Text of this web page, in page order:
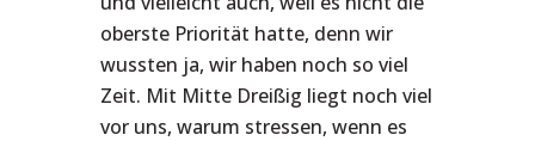
oberste Priorität hatte, denn wir
wussten ja, wir haben noch so viel
Zeit. Mit Mitte Dreißig liegt noch viel
vor uns, warum stressen, wenn es